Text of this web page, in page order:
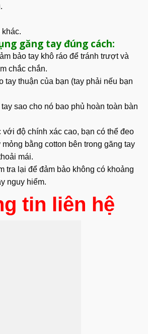
găng tay đúng cách:
bảo tay khô ráo để tránh trượt và
chắc chắn.
tay thuận của bạn (tay phải nếu bạn
sao cho nó bao phủ hoàn toàn bàn
với độ chính xác cao, bạn có thể đeo
bằng cotton bên trong găng tay
mái.
tra lại để đảm bảo không có khoảng
nguy hiểm.
tin liên hệ